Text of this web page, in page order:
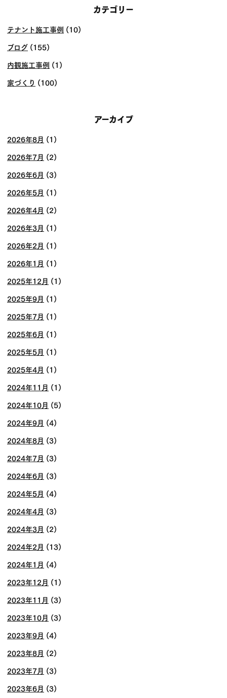
カテゴリー
テナント施工事例 (10)
ブログ (155)
内観施工事例 (1)
家づくり (100)
アーカイブ
2026年8月 (1)
2026年7月 (2)
2026年6月 (3)
2026年5月 (1)
2026年4月 (2)
2026年3月 (1)
2026年2月 (1)
2026年1月 (1)
2025年12月 (1)
2025年9月 (1)
2025年7月 (1)
2025年6月 (1)
2025年5月 (1)
2025年4月 (1)
2024年11月 (1)
2024年10月 (5)
2024年9月 (4)
2024年8月 (3)
2024年7月 (3)
2024年6月 (3)
2024年5月 (4)
2024年4月 (3)
2024年3月 (2)
2024年2月 (13)
2024年1月 (4)
2023年12月 (1)
2023年11月 (3)
2023年10月 (3)
2023年9月 (4)
2023年8月 (2)
2023年7月 (3)
2023年6月 (3)